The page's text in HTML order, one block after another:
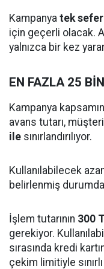
Kampanya tek
için geçerli olacak.
yalnızca bir kez
EN FAZLA 25
Kampanya
avans tutarı,
ile sınırlandırılıyor.
Kullanılabilecek
belirlenmiş
İşlem tutarının 300
gerekiyor.
sırasında kredi
çekim limitiyle